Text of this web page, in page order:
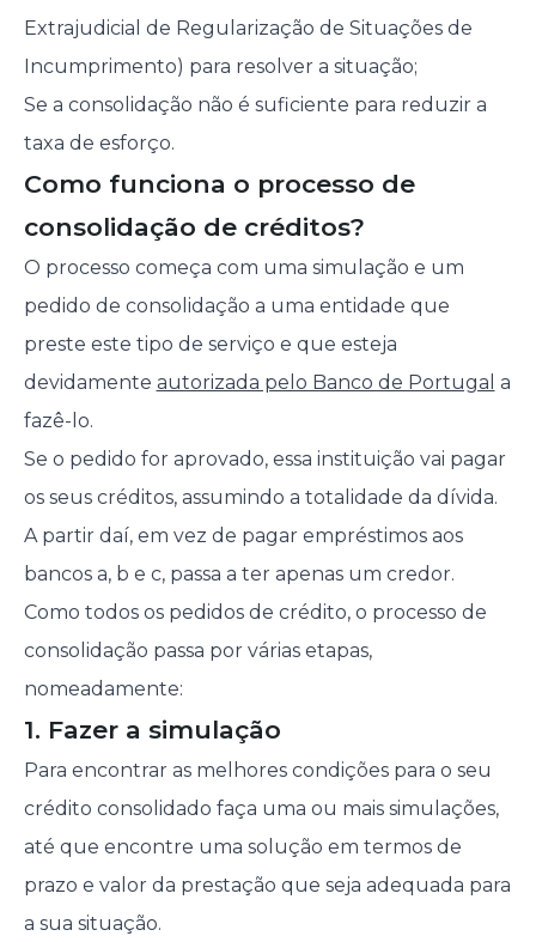
Extrajudicial de Regularização de Situações de
Incumprimento) para resolver a situação;
Se a consolidação não é suficiente para reduzir a
taxa de esforço.
Como funciona o processo de
consolidação de créditos?
O processo começa com uma simulação e um
pedido de consolidação a uma entidade que
preste este tipo de serviço e que esteja
devidamente autorizada pelo Banco de Portugal a
fazê-lo.
Se o pedido for aprovado, essa instituição vai pagar
os seus créditos, assumindo a totalidade da dívida.
A partir daí, em vez de pagar empréstimos aos
bancos a, b e c, passa a ter apenas um credor.
Como todos os pedidos de crédito, o processo de
consolidação passa por várias etapas,
nomeadamente:
1. Fazer a simulação
Para encontrar as melhores condições para o seu
crédito consolidado faça uma ou mais simulações,
até que encontre uma solução em termos de
prazo e valor da prestação que seja adequada para
a sua situação.